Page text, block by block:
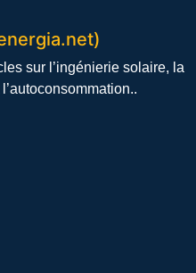
sur l’ingénierie solaire, la